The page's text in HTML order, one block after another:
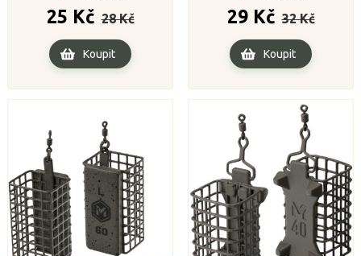
25 Kč cena
28 Kč
Cena
Koupit
29 Kč cena
32 Kč
Cena
Koupit